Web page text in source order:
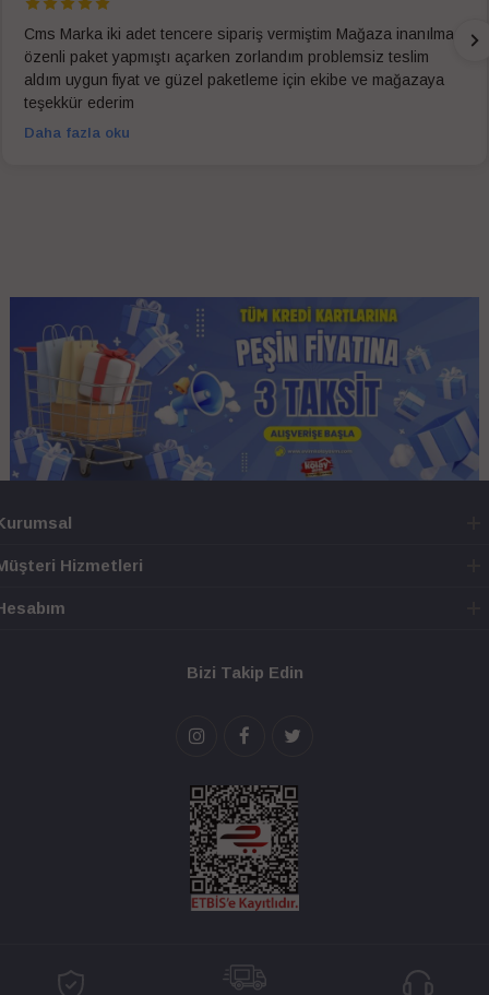
Cms Marka iki adet tencere sipariş vermiştim Mağaza inanılmaz
özenli paket yapmıştı açarken zorlandım problemsiz teslim
aldım uygun fiyat ve güzel paketleme için ekibe ve mağazaya
teşekkür ederim
Daha fazla oku
Hizmetleri
Bizi Takip Edin